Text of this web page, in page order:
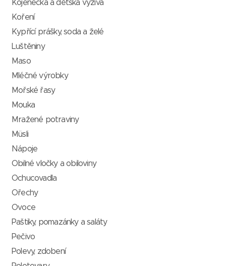
Kojenecká a dětská výživa
Koření
Kypřící prášky, soda a želé
Luštěniny
Maso
Mléčné výrobky
Mořské řasy
Mouka
Mražené potraviny
Müsli
Nápoje
Obilné vločky a obiloviny
Ochucovadla
Ořechy
Ovoce
Paštiky, pomazánky a saláty
Pečivo
Polevy, zdobení